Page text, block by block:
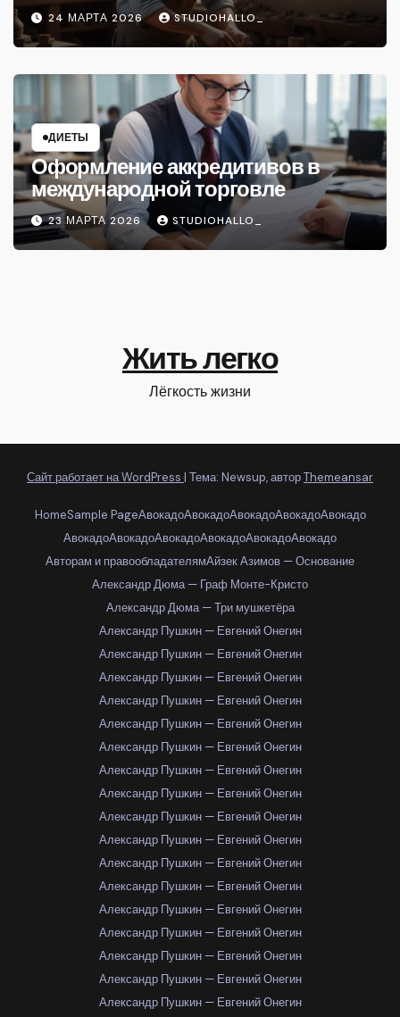
24 МАРТА 2026 STUDIOHALLO_
ДИЕТЫ
Оформление аккредитивов в
международной торговле
23 МАРТА 2026 STUDIOHALLO_
Жить легко
Лёгкость жизни
Сайт работает на WordPress | Тема: Newsup, авторThemeansar
HomeSample PageАвокадоАвокадоАвокадоАвокадоАвокадо
АвокадоАвокадоАвокадоАвокадоАвокадоАвокадо
Авторам и правообладателямАйзек Азимов — Основание
Александр Дюма — Граф Монте-Кристо
Александр Дюма — Три мушкетёра
Александр Пушкин — Евгений Онегин
Александр Пушкин — Евгений Онегин
Александр Пушкин — Евгений Онегин
Александр Пушкин — Евгений Онегин
Александр Пушкин — Евгений Онегин
Александр Пушкин — Евгений Онегин
Александр Пушкин — Евгений Онегин
Александр Пушкин — Евгений Онегин
Александр Пушкин — Евгений Онегин
Александр Пушкин — Евгений Онегин
Александр Пушкин — Евгений Онегин
Александр Пушкин — Евгений Онегин
Александр Пушкин — Евгений Онегин
Александр Пушкин — Евгений Онегин
Александр Пушкин — Евгений Онегин
Александр Пушкин — Евгений Онегин
Александр Пушкин — Евгений Онегин